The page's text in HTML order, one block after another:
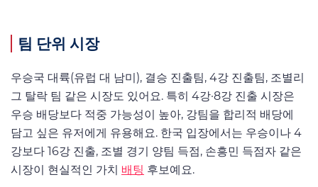
팀 단위 시장
우승국 대륙(유럽 대 남미), 결승 진출팀, 4강 진출팀, 조별리
그 탈락 팀 같은 시장도 있어요. 특히 4강·8강 진출 시장은
우승 배당보다 적중 가능성이 높아, 강팀을 합리적 배당에
담고 싶은 유저에게 유용해요. 한국 입장에서는 우승이나 4
강보다 16강 진출, 조별 경기 양팀 득점, 손흥민 득점자 같은
시장이 현실적인 가치 배팅 후보예요.